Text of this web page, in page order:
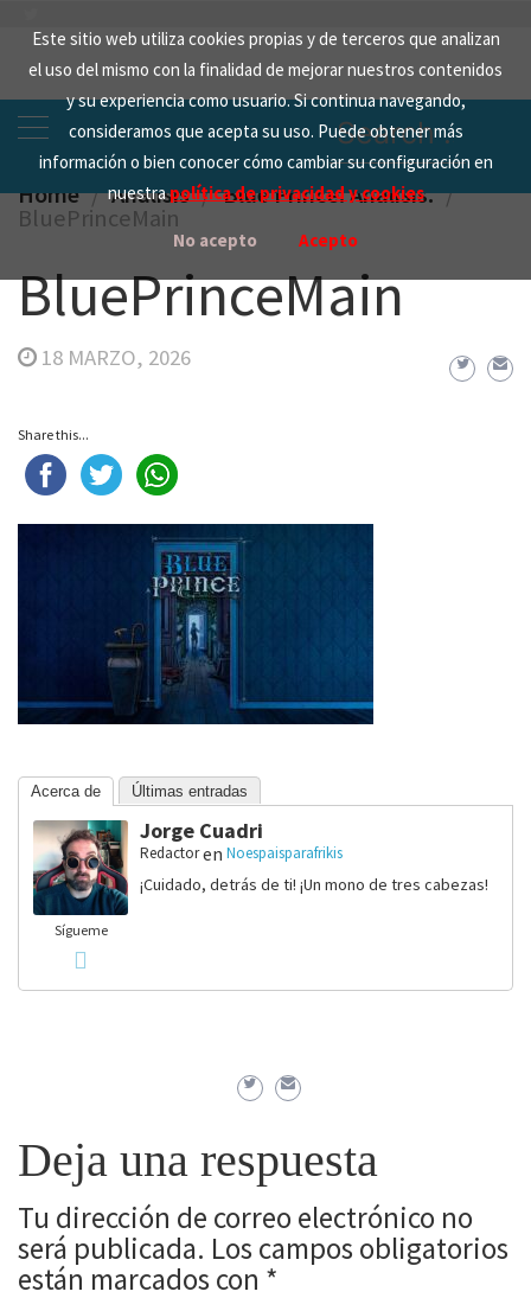
Este sitio web utiliza cookies propias y de terceros que analizan
el uso del mismo con la finalidad de mejorar nuestros contenidos
y su experiencia como usuario. Si continua navegando,
consideramos que acepta su uso. Puede obtener más
información o bien conocer cómo cambiar su configuración en
nuestrapolítica de privacidad y cookies
No acepto Acepto
content
Search
for:
Home Analisis Blue Prince. Análisis.
BluePrinceMain
BluePrinceMain
18 MARZO, 2026
Share this...
Acerca de Últimas entradas
Sígueme
Jorge Cuadri
Redactoren Noespaisparafrikis
¡Cuidado, detrás de ti! ¡Un mono de tres cabezas!
Deja una respuesta
Tu dirección de correo electrónico no
será publicada. Los campos obligatorios
están marcados con *